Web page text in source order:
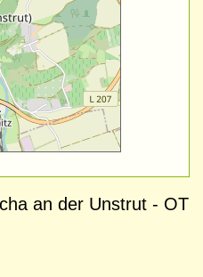
an der Unstrut - OT